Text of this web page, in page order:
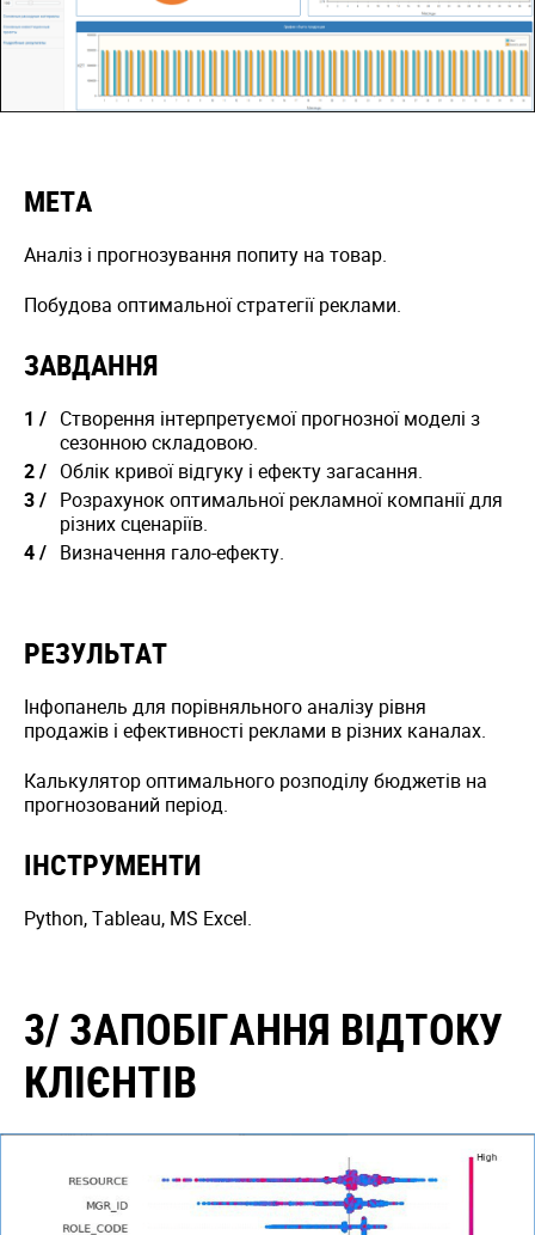
МЕТА
Аналіз і прогнозування попиту на товар.
Побудова оптимальної стратегії реклами.
ЗАВДАННЯ
Створення інтерпретуємої прогнозної моделі з
сезонною складовою.
Облік кривої відгуку і ефекту загасання.
Розрахунок оптимальної рекламної компанії для
різних сценаріїв.
Визначення гало-ефекту.
РЕЗУЛЬТАТ
Інфопанель для порівняльного аналізу рівня
продажів і ефективності реклами в різних каналах.
Калькулятор оптимального розподілу бюджетів на
прогнозований період.
ІНСТРУМЕНТИ
Python, Tableau, MS Excel.
3/ ЗАПОБІГАННЯ ВІДТОКУ
КЛІЄНТІВ